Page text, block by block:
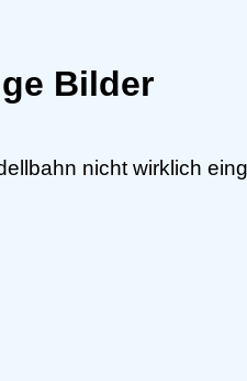
Bilder
nicht wirklich